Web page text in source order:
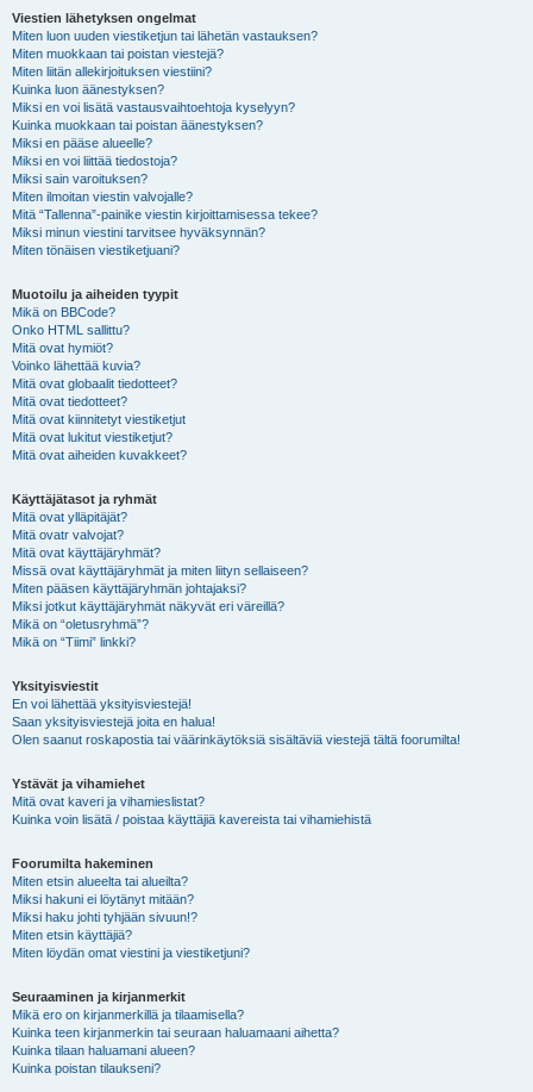
Viestien lähetyksen ongelmat
Miten luon uuden viestiketjun tai lähetän vastauksen?
Miten muokkaan tai poistan viestejä?
Miten liitän allekirjoituksen viestiini?
Kuinka luon äänestyksen?
Miksi en voi lisätä vastausvaihtoehtoja kyselyyn?
Kuinka muokkaan tai poistan äänestyksen?
Miksi en pääse alueelle?
Miksi en voi liittää tiedostoja?
Miksi sain varoituksen?
Miten ilmoitan viestin valvojalle?
Mitä “Tallenna”-painike viestin kirjoittamisessa tekee?
Miksi minun viestini tarvitsee hyväksynnän?
Miten tönäisen viestiketjuani?
Muotoilu ja aiheiden tyypit
Mikä on BBCode?
Onko HTML sallittu?
Mitä ovat hymiöt?
Voinko lähettää kuvia?
Mitä ovat globaalit tiedotteet?
Mitä ovat tiedotteet?
Mitä ovat kiinnitetyt viestiketjut
Mitä ovat lukitut viestiketjut?
Mitä ovat aiheiden kuvakkeet?
Käyttäjätasot ja ryhmät
Mitä ovat ylläpitäjät?
Mitä ovatr valvojat?
Mitä ovat käyttäjäryhmät?
Missä ovat käyttäjäryhmät ja miten liityn sellaiseen?
Miten pääsen käyttäjäryhmän johtajaksi?
Miksi jotkut käyttäjäryhmät näkyvät eri väreillä?
Mikä on “oletusryhmä”?
Mikä on “Tiimi” linkki?
Yksityisviestit
En voi lähettää yksityisviestejä!
Saan yksityisviestejä joita en halua!
Olen saanut roskapostia tai väärinkäytöksiä sisältäviä viestejä tältä foorumilta!
Ystävät ja vihamiehet
Mitä ovat kaveri ja vihamieslistat?
Kuinka voin lisätä / poistaa käyttäjiä kavereista tai vihamiehistä
Foorumilta hakeminen
Miten etsin alueelta tai alueilta?
Miksi hakuni ei löytänyt mitään?
Miksi haku johti tyhjään sivuun!?
Miten etsin käyttäjiä?
Miten löydän omat viestini ja viestiketjuni?
Seuraaminen ja kirjanmerkit
Mikä ero on kirjanmerkillä ja tilaamisella?
Kuinka teen kirjanmerkin tai seuraan haluamaani aihetta?
Kuinka tilaan haluamani alueen?
Kuinka poistan tilaukseni?